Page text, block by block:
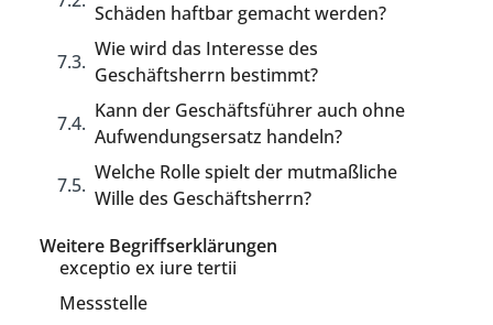
Schäden haftbar gemacht werden?
Wie wird das Interesse des
Geschäftsherrn bestimmt?
Kann der Geschäftsführer auch ohne
Aufwendungsersatz handeln?
Welche Rolle spielt der mutmaßliche
Wille des Geschäftsherrn?
Weitere Begriffserklärungen
exceptio ex iure tertii
Messstelle